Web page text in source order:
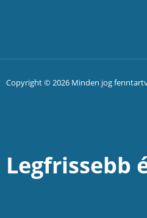
Copyright © 2026 Minden jog
Legfrissebb